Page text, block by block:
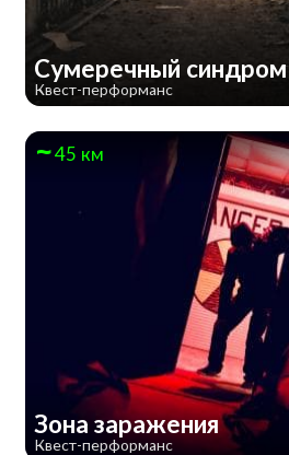
Сумеречный синдром
Квест-перформанс
45 км
Зона заражения
Квест-перформанс